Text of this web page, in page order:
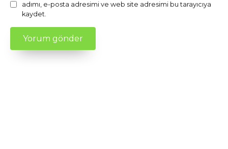
adımı, e-posta adresimi ve web site adresimi bu tarayıcıya
kaydet.